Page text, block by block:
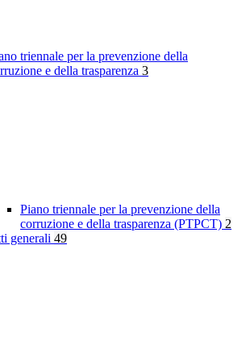
triennale per la prevenzione della
e della trasparenza 3
Piano triennale per la prevenzione della
corruzione e della trasparenza (PTPCT) 2
generali 49